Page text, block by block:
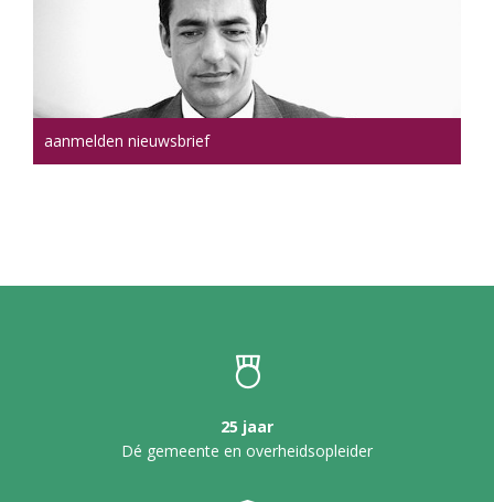
aanmelden nieuwsbrief
25 jaar
Dé gemeente en overheidsopleider